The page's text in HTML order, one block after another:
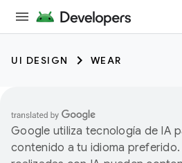
UI DESIGN WEAR
Google utiliza tecnología de IA
contenido a tu idioma